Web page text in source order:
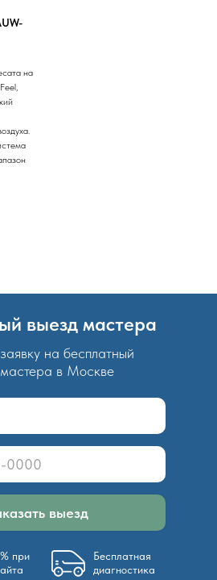
на
на бесплатный
в Москве
выезд мастера
выезд
Бесплатная
диагностика
при